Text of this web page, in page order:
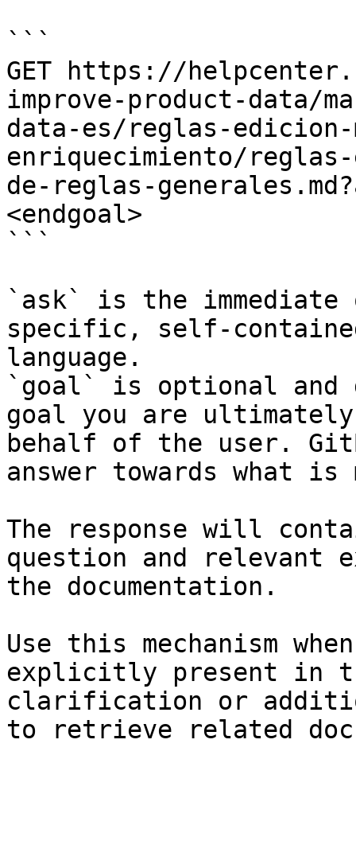
```
GET https://
improve-product-data/
data-es/reglas-edicion-
enriquecimiento/
de-reglas-
<endgoal>
```
`ask` is the
specific, self-
language.
`goal` is optional and
goal you are
behalf of the user.
answer towards what
The response will
question and relevant
the documentation.
Use this mechanism
explicitly present in
clarification or